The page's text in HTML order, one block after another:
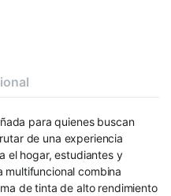
para quienes buscan
de una experiencia
el hogar, estudiantes y
multifuncional combina
de tinta de alto rendimiento